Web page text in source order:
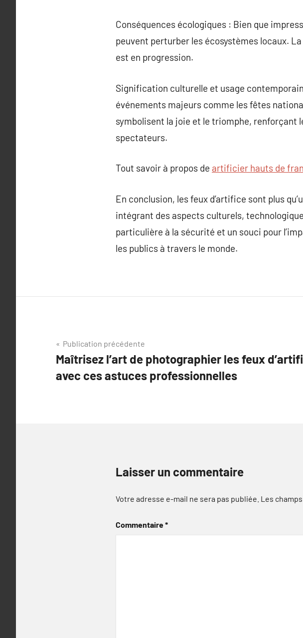
Conséquences écologiques : Bien que
peuvent perturber les écosystèmes locaux.
est en progression.
Signification culturelle et usage
événements majeurs comme les fêtes
symbolisent la joie et le triomphe, renforçant
spectateurs.
Tout savoir à propos de artificier hauts de
En conclusion, les feux d’artifice sont plus
intégrant des aspects culturels,
particulière à la sécurité et un souci pour
les publics à travers le monde.
Navigation
de
l’article
Publication précédente
Maîtrisez l’art de photographier les feux
avec ces astuces professionnelles
Laisser un commentaire
Votre adresse e-mail ne sera pas publiée. Les
Commentaire*